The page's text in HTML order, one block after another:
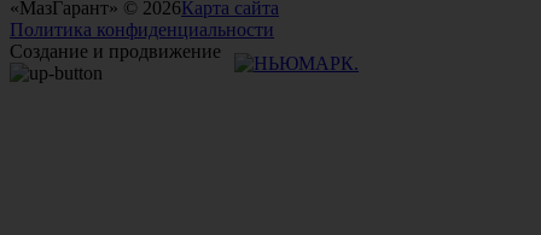
«МазГарант» © 2026Карта сайта
Политика конфиденциальности
Создание и продвижение